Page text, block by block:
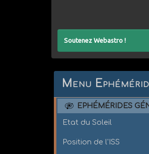
Soutenez Webastro !
Menu
EPHÉMÉRIDES
Etat du Soleil
Position de l'ISS